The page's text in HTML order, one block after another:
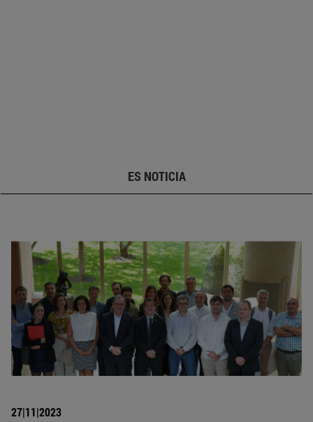
ES NOTICIA
27|11|2023